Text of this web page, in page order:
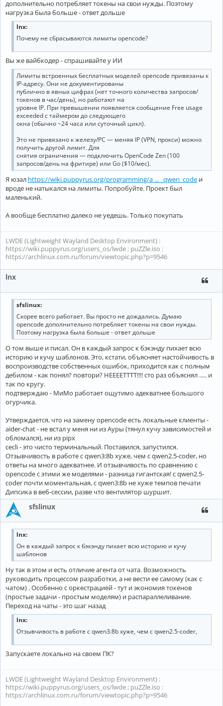
дополнительно потребляет токены на свои нужды. Поэтому
нагрузка была больше - ответ дольше
lnx:
Почему не сбрасываются лимиты opencode?
Вы же вайбкодер - спрашивайте у ИИ
Лимиты встроенных бесплатных моделей opencode привязаны к
IP-адресу. Они не документированы
публично в явных цифрах (нет точного количества запросов/
токенов в час/день), но работают на
уровне IP. При превышении появляется сообщение Free usage
exceeded с таймером до следующего
окна (обычно ~24 часа или суточный цикл).
Это не привязано к железу/PC — меняя IP (VPN, прокси) можно
получить другой лимит. Для
снятия ограничения — подключить OpenCode Zen (100
запросов/день на фритире) или Go ($10/мес).
Я юзал https://wiki.puppyrus.org/programming/a ... _qwen_code и
вроде не натыкался на лимиты. Попробуйте. Проект был
маленький.
А вообще бесплатно далеко не уедешь. Только покупать
LWDE (Lightweight Wayland Desktop Environment) :
https://wiki.puppyrus.org/users_os/lwde ; puZZle.iso :
https://archlinux.com.ru/forum/viewtopic.php?p=9546
lnx
sfslinux:
Скорее всего работает. Вы просто не дождались. Думаю
opencode дополнительно потребляет токены на свои нужды.
Поэтому нагрузка была больше - ответ дольше
О том выше и писал. Он в каждый запрос к бэкэнду пихает всю
историю и кучу шаблонов. Это, кстати, объясняет настойчивость в
воспроизводстве собственных ошибок, приходится как с полным
дебилом - как понял? повтори? НЕЕЕЕТТТТ!!!! сто раз объяснял ..... и
так по кругу.
подтверждаю - МиМо работает ощутимо адекватнее большого
огурчика.
Утверждается, что на замену opencode есть локальные клиенты -
aider-chat - не встал у меня ни из Ауры (тянул кучу зависимостей и
обломался), ни из pipx
cecli - это чисто терминальный. Поставился, запустился.
Отзывчивость в работе с qwen3:8b хуже, чем с qwen2.5-coder, но
ответы на много адекватнее. И отзывчивость по сравнению с
opencode с этими же моделями - разница гигантская! с qwen2.5-
coder почти моментальная, с qwen3:8b не хуже темпов печати
Дипсика в веб-сессии, разве что вентилятор шуршит.
sfslinux
lnx:
Он в каждый запрос к бэкэнду пихает всю историю и кучу
шаблонов
Ну так в этом и есть отличие агента от чата. Возможность
руководить процессом разработки, а не вести ее самому (как с
чатом) . Особенно с оркестрацией - тут и экономия токенов
(простые задачи - простым моделям) и распараллеливание.
Переход на чаты - это шаг назад
lnx:
Отзывчивость в работе с qwen3:8b хуже, чем с qwen2.5-coder,
Запускаете локально на своем ПК?
LWDE (Lightweight Wayland Desktop Environment) :
https://wiki.puppyrus.org/users_os/lwde ; puZZle.iso :
https://archlinux.com.ru/forum/viewtopic.php?p=9546